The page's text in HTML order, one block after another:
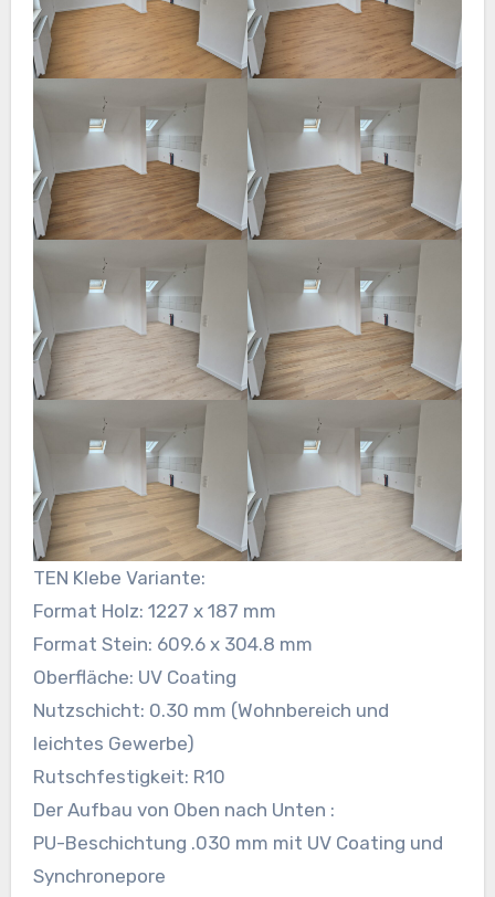
TEN Klebe Variante:
Format Holz: 1227 x 187 mm
Format Stein: 609.6 x 304.8 mm
Oberfläche: UV Coating
Nutzschicht: 0.30 mm (Wohnbereich und
leichtes Gewerbe)
Rutschfestigkeit: R10
Der Aufbau von Oben nach Unten :
PU-Beschichtung .030 mm mit UV Coating und
Synchronepore